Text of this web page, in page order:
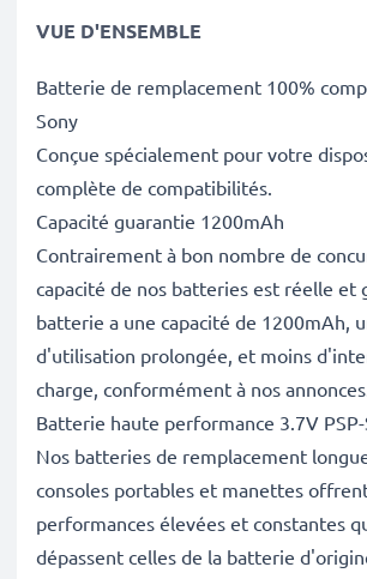
VUE D'ENSEMBLE
Batterie de remplacement 100%
Sony
Conçue spécialement pour votre
complète de compatibilités.
Capacité guarantie 1200mAh
Contrairement à bon nombre de
capacité de nos batteries est réelle et
batterie a une capacité de 1200mAh,
d'utilisation prolongée, et moins
charge, conformément à nos
Batterie haute performance 3.7V
Nos batteries de remplacement
consoles portables et manettes
performances élevées et constantes
dépassent celles de la batterie